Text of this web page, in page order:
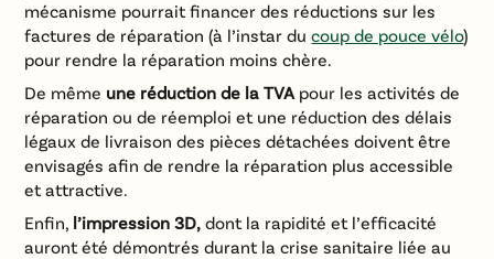
mécanisme pourrait financer des réductions sur les
factures de réparation (à l’instar ducoup de pouce vélo)
pour rendre la réparation moins chère.
De même une réduction de la TVA pour les activités de
réparation ou de réemploi et une réduction des délais
légaux de livraison des pièces détachées doivent être
envisagés afin de rendre la réparation plus accessible
et attractive.
Enfin, l’impression 3D, dont la rapidité et l’efficacité
auront été démontrés durant la crise sanitaire liée au